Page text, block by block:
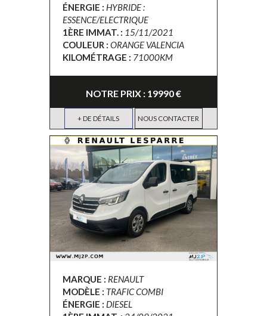
ÉNERGIE : HYBRIDE :
ESSENCE/ELECTRIQUE
1ÈRE IMMAT. : 15/11/2021
COULEUR : ORANGE VALENCIA
KILOMÉTRAGE : 71000KM
NOTRE PRIX : 19990 €
+ DE DÉTAILS NOUS CONTACTER
MARQUE : RENAULT
MODÈLE : TRAFIC COMBI
ÉNERGIE : DIESEL